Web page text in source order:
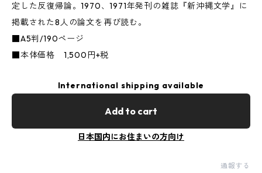
定した反復帰論。1970、1971年発刊の雑誌『新沖縄文学』に
掲載された8人の論文を再び読む。
■A5判/190ページ
■本体価格 1,500円+税
International shipping available
Add to cart
日本国内にお住まいの方向け
通報する